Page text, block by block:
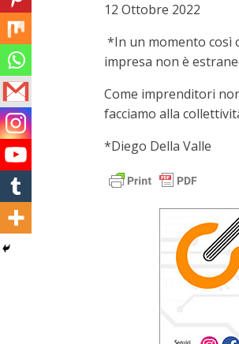
12 Ottobre 2022
*In un momento così
impresa non è
Come imprenditori
facciamo alla
*Diego Della Valle